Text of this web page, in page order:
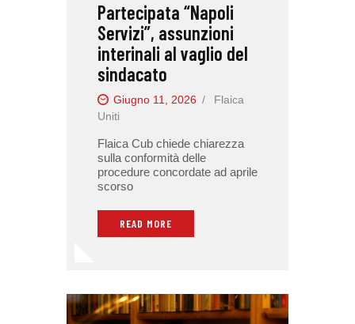
Partecipata “Napoli
Servizi”, assunzioni
interinali al vaglio del
sindacato
Giugno 11, 2026
Flaica
Uniti
Flaica Cub chiede chiarezza
sulla conformità delle
procedure concordate ad aprile
scorso
READ MORE